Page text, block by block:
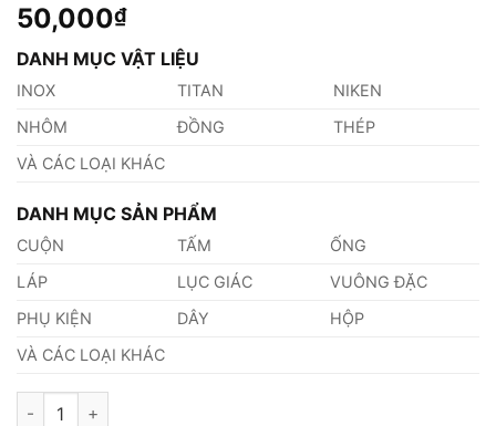
50,000₫
DANH MỤC VẬT LIỆU
INOX TITAN
NIKEN
NHÔM
ĐỒNG
THÉP
VÀ CÁC LOẠI KHÁC
DANH MỤC SẢN PHẨM
CUỘN TẤM
ỐNG
LÁP
LỤC GIÁC
VUÔNG ĐẶC
PHỤ KIỆN
DÂY
HỘP
VÀ CÁC LOẠI KHÁC
Láp Inox 420 Phi 133mm quantity